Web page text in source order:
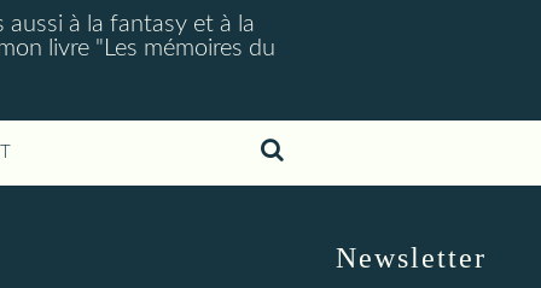
aussi à la fantasy et à la
livre "Les mémoires du
Newsletter